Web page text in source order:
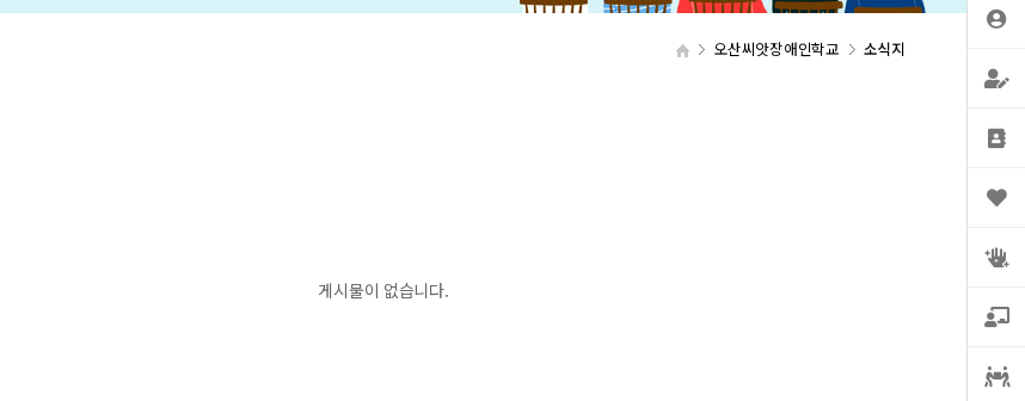
오산씨앗장애인학교 소식지
게시물이 없습니다.